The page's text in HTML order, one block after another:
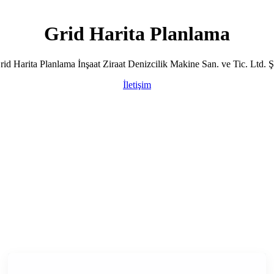
Grid Harita Planlama
Harita Planlama İnşaat Ziraat Denizcilik Makine San. ve Tic. Ltd.
İletişim